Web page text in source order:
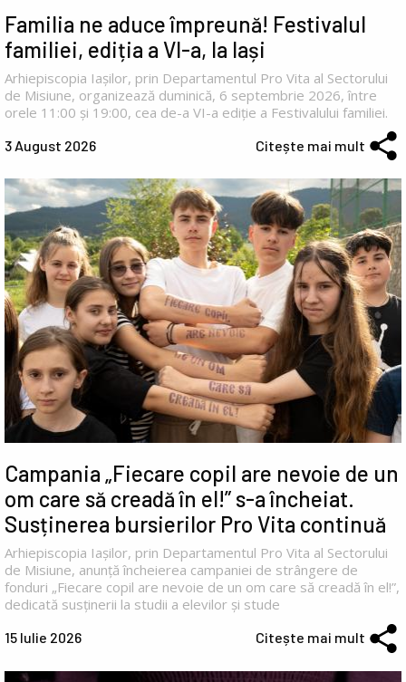
Familia ne aduce împreună! Festivalul
familiei, ediția a VI-a, la Iași
Arhiepiscopia Iașilor, prin Departamentul Pro Vita al Sectorului
de Misiune, organizează duminică, 6 septembrie 2026, între
orele 11:00 și 19:00, cea de-a VI-a ediție a Festivalului familiei.
3 August 2026 Citește mai mult
Campania „Fiecare copil are nevoie de un
om care să creadă în el!” s-a încheiat.
Susținerea bursierilor Pro Vita continuă
Arhiepiscopia Iașilor, prin Departamentul Pro Vita al Sectorului
de Misiune, anunță încheierea campaniei de strângere de
fonduri „Fiecare copil are nevoie de un om care să creadă în el!”,
dedicată susținerii la studii a elevilor și stude
15 Iulie 2026 Citește mai mult